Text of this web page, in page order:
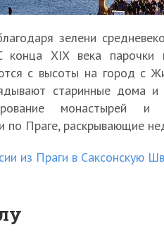
зелени
конца XIX века
с высоты на город с
старинные дома
монастырей и
по Праге, раскрывающие
из Праги в Саксонскую